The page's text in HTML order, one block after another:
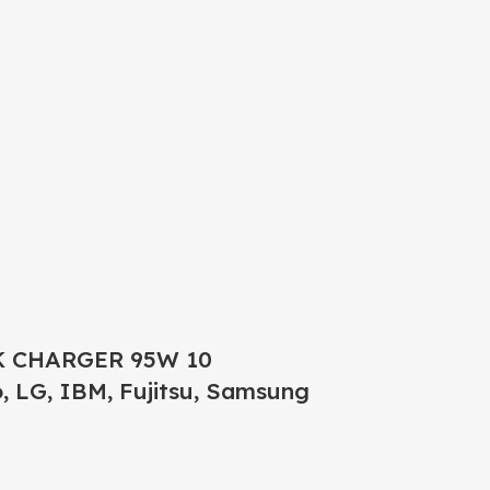
95W 10
LG, IBM, Fujitsu, Samsung